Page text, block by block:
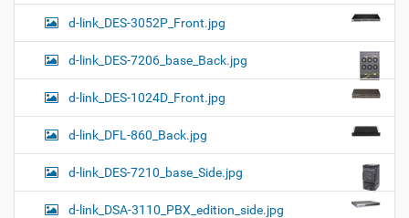
d-link_DES-3052P_Front.jpg
d-link_DES-7206_base_Back.jpg
d-link_DES-1024D_Front.jpg
d-link_DFL-860_Back.jpg
d-link_DES-7210_base_Side.jpg
d-link_DSA-3110_PBX_edition_side.jpg